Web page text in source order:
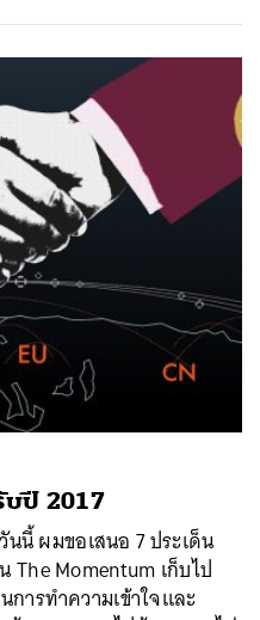
บปี 2017
นนี้ ผมขอเสนอ 7 ประเด็น
Momentum เก็บไป
ารทำความเข้าใจและ